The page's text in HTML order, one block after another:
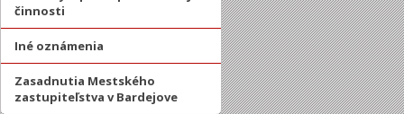
činnosti
Iné oznámenia
Zasadnutia Mestského
zastupiteľstva v Bardejove